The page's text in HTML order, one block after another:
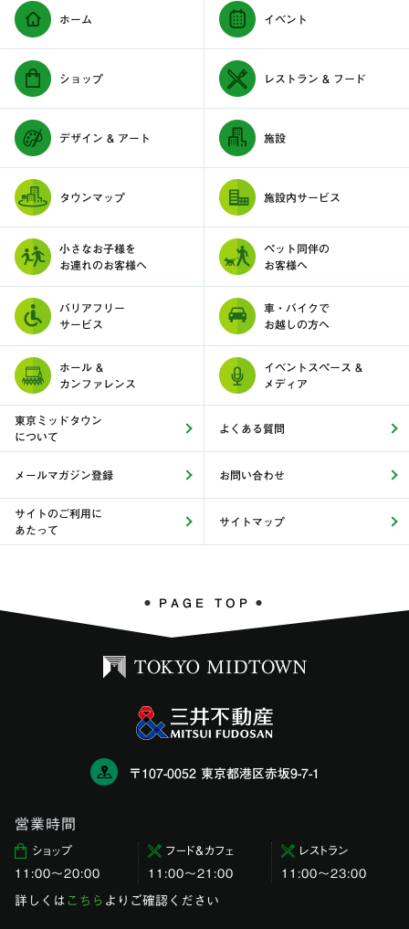
ホーム イベント
ショップ レストラン & フード
デザイン & アート 施設
タウンマップ 施設内サービス
小さなお子様を
お連れのお客様へ
ペット同伴の
お客様へ
バリアフリー
サービス
車・バイクで
お越しの方へ
ホール &
カンファレンス
イベントスペース &
メディア
東京ミッドタウン
について
よくある質問
メールマガジン登録 お問い合わせ
サイトのご利用に
あたって
サイトマップ
PAGE TOP
〒107-0052 東京都港区赤坂9-7-1
営業時間
ショップ
11:00〜20:00
フード＆カフェ
11:00～21:00
レストラン
11:00〜23:00
詳しくは こちら よりご確認ください